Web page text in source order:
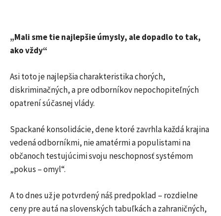
„Mali sme tie najlepšie úmysly, ale dopadlo to tak,
ako vždy“
Asi toto je najlepšia charakteristika chorých,
diskriminačných, a pre odborníkov nepochopiteľných
opatrení súčasnej vlády.
Spackané konsolidácie, dene ktoré zavrhla každá krajina
vedená odborníkmi, nie amatérmi a populistami na
občanoch testujúcimi svoju neschopnosť systémom
„pokus – omyl“.
A to dnes už je potvrdený náš predpoklad – rozdielne
ceny pre autá na slovenských tabuľkách a zahraničných,